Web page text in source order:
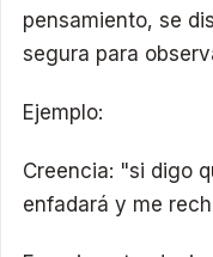
pensamiento, se
segura para
Ejemplo:
Creencia: "si digo
enfadará y me